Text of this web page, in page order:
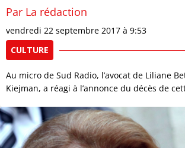
Par La rédaction
vendredi 22 septembre 2017 à 9:53
CULTURE
Au micro de Sud Radio, l’avocat de Liliane
Kiejman, a réagi à l’annonce du décès de